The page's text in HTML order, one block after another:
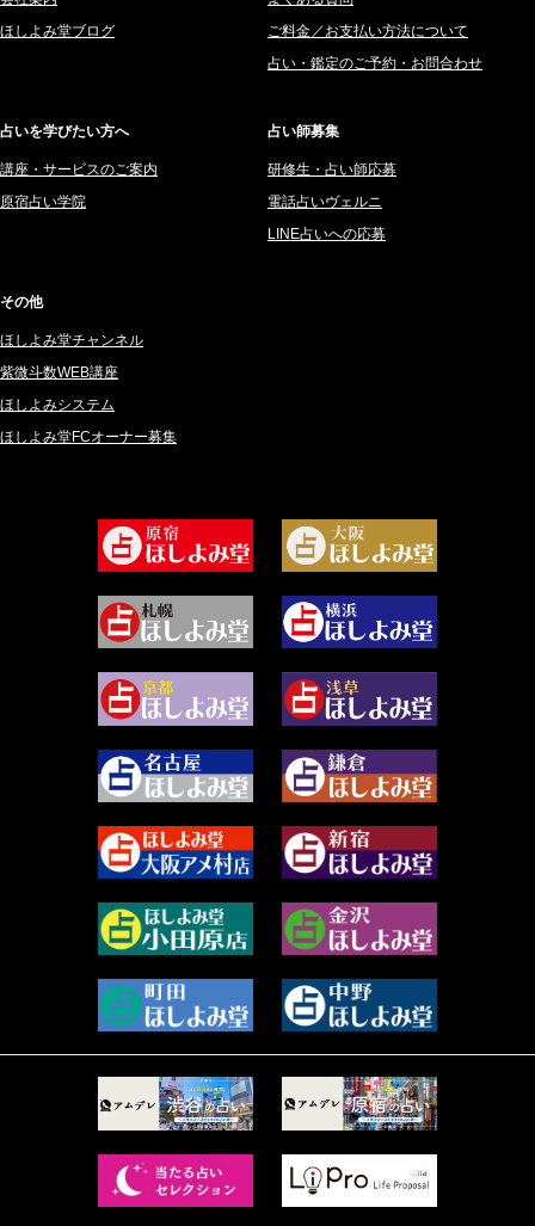
紫村 明世 (34)
桜望巴千 (270)
綺咲みゆき (22)
比呂 酒井 (59)
ロザリン (157)
坂宮 鈴果 (82)
尾羽奈美海 (95)
藻那ムール (2)
白丸モカ (180)
水浅葱 旬時 (150)
阿佐霧 峰麿 (37)
源 彩乃 (65)
美月マーシャ (212)
芽百マミム (741)
真巳華 - Mamika - (268)
プラタ 真寿 (165)
紅月Luru (5)
ルーカス伽豆海 (1111)
木杉泉風 (116)
桐野有民 (31)
2025年8月 (182)
2025年7月 (192)
2024年12月 (57)
2024年11月 (38)
2024年10月 (36)
2024年9月 (39)
2024年8月 (45)
2024年5月 (92)
2024年3月 (49)
2024年2月 (40)
2024年1月 (63)
2023年12月 (86)
2023年11月 (67)
2023年10月 (36)
2023年9月 (37)
2023年8月 (46)
2023年7月 (59)
2023年6月 (73)
2023年5月 (67)
2023年4月 (73)
2023年2月 (99)
2022年12月 (72)
2022年11月 (72)
ほしよみ堂ブログ
ご料金／お支払い方法について
占い・鑑定のご予約・お問合わせ
占いを学びたい方へ
講座・サービスのご案内
原宿占い学院
占い師募集
研修生・占い師応募
電話占いヴェルニ
LINE占いへの応募
その他
ほしよみ堂チャンネル
紫微斗数WEB講座
ほしよみシステム
ほしよみ堂FCオーナー募集